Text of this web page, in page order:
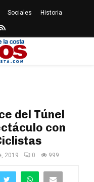
Sociales Historia
Rss
del Túnel
con
2019 0 999